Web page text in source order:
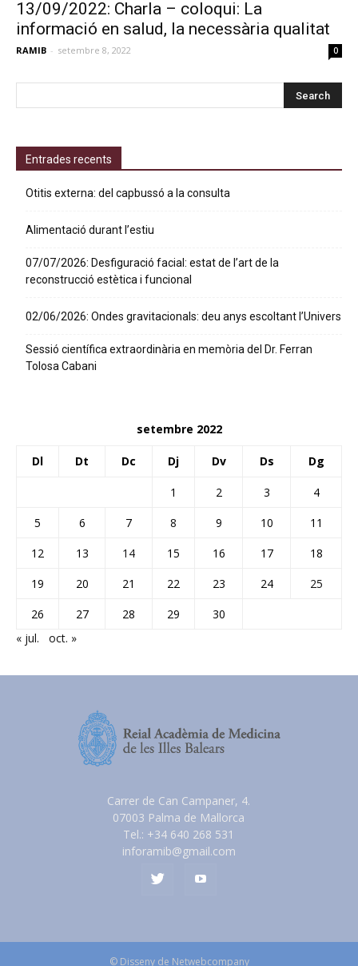
13/09/2022: Charla – coloqui: La
informació en salud, la necessària qualitat
RAMIB - setembre 8, 2022 0
Entrades recents
Otitis externa: del capbussó a la consulta
Alimentació durant l’estiu
07/07/2026: Desfiguració facial: estat de l’art de la
reconstrucció estètica i funcional
02/06/2026: Ondes gravitacionals: deu anys escoltant l’Univers
Sessió científica extraordinària en memòria del Dr. Ferran
Tolosa Cabani
setembre 2022
Dl Dt Dc Dj Dv Ds Dg
1 2 3
4
5
6 7 8 9 10
11
12
13 14 15 16 17
18
19
20 21 22 23 24
25
26
27 28 29
30
« jul.
oct. »
Carrer de Can Campaner, 4.
07003 Palma de Mallorca
Tel.: +34 640 268 531
inforamib@gmail.com
© Disseny de Netwebcompany